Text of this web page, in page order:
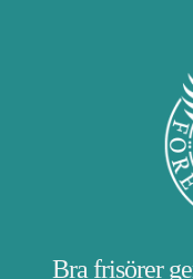
Bra frisörer